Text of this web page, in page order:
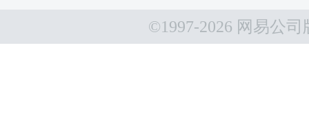
©1997-2026 网易公